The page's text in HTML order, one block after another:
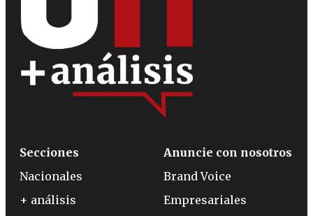
Secciones
Nacionales
+ análisis
Anuncie con nosotros
Brand Voice
Empresariales